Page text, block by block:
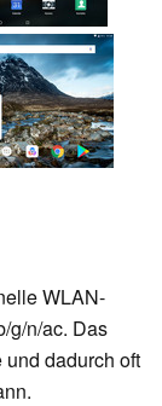
WLAN-
g/n/ac. Das
dadurch oft